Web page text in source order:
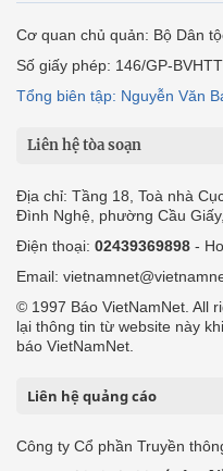
Cơ quan chủ quản: Bộ Dân
Số giấy phép: 146/GP-
Tổng biên tập: Nguyễn Văn
Liên hệ tòa soạn
Địa chỉ: Tầng 18, Toà nhà
Đình Nghệ, phường Cầu
Điện thoại: 02439369898 -
Email:
© 1997 Báo VietNamNet. All
lại thông tin từ website này
báo VietNamNet.
Liên hệ quảng cáo
Công ty Cổ phần Truyền